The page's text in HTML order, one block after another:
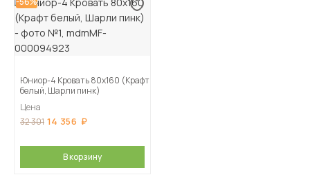
Юниор-4 Кровать 80х160 (Крафт
белый, Шарли пинк)
Цена
32 301 14 356
В корзину